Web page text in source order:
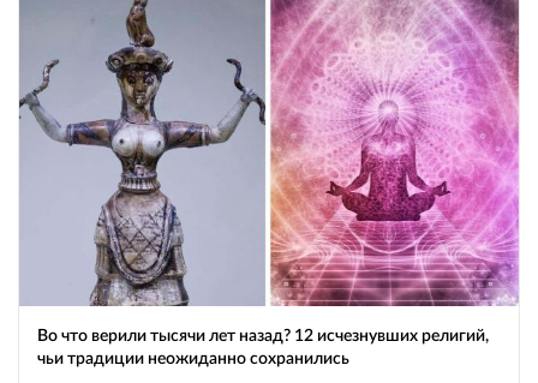
Во что верили тысячи лет назад? 12 исчезнувших религий,
чьи традиции неожиданно сохранились